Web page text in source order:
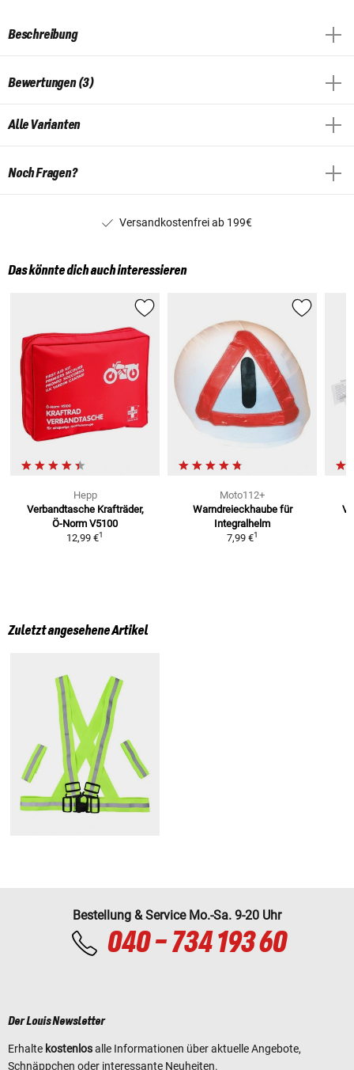
Beschreibung
Bewertungen (3)
Alle Varianten
Noch Fragen?
Versandkostenfrei ab 199€
Das könnte dich auch interessieren
Hepp
Verbandtasche Krafträder,
Ö-Norm V5100
12,99 €1
Moto112+
Warndreieckhaube für
Integralhelm
7,99 €1
Zuletzt angesehene Artikel
Bestellung & Service Mo.-Sa. 9-20 Uhr
040 - 734 193 60
Der Louis Newsletter
Erhalte kostenlosalle Informationen über aktuelle Angebote,
Schnäppchen oder interessante Neuheiten.